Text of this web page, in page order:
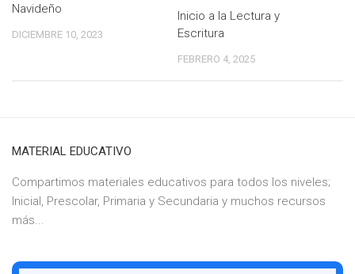
Navideño
DICIEMBRE 10, 2023
Inicio a la Lectura y
Escritura
FEBRERO 4, 2025
MATERIAL EDUCATIVO
Compartimos materiales educativos para todos los niveles;
Inicial, Prescolar, Primaria y Secundaria y muchos recursos
más...